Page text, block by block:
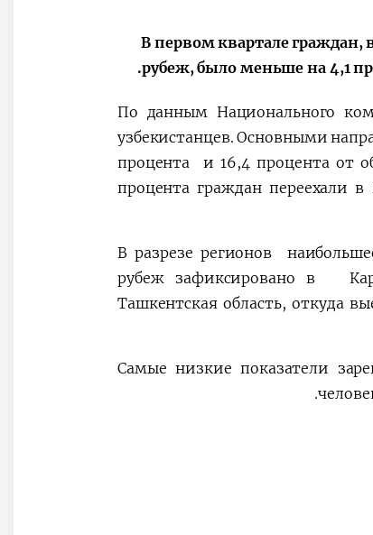
В первом квартале граждан,
рубеж, было меньше на 4,1
По данным Национального
узбекистанцев. Основными
процента и 16,4 процента от
процента граждан переехали
В разрезе регионов
рубеж зафиксировано в
Ташкентская область, откуда
Самые низкие показатели